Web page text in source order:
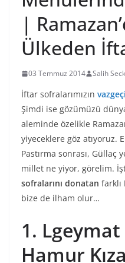
|
Ülkeden
03 Temmuz 2014 Salih
İftar sofralarımızın
Şimdi ise gözümüzü
aleminde özelikle
yiyeceklere göz atıyoruz.
Pastırma sonrası, Güllaç
millet ne yiyor, görelim.
sofralarını donatan farklı
bize de ilham olur…
1. Lgeymat
Hamur